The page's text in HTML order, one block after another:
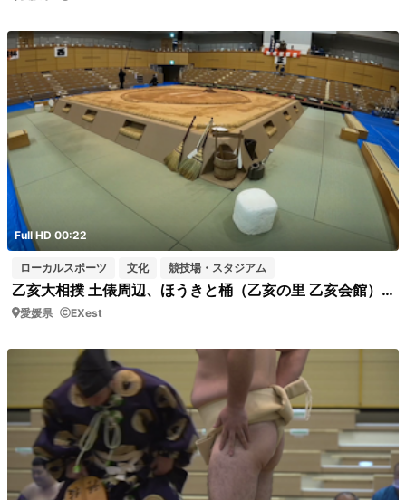
Full HD 00:22
ローカルスポーツ 文化 競技場・スタジアム
乙亥大相撲 土俵周辺、ほうきと桶（乙亥の里 乙亥会館）周囲を歩く
愛媛県 EXest